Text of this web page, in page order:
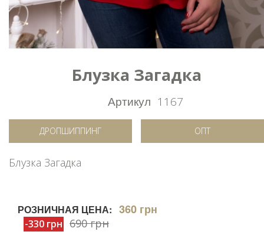
Блузка Загадка
Артикул 1167
ДРОПШИППИНГ ОПТ
Блузка Загадка
РОЗНИЧНАЯ ЦЕНА: 360 грн
-330 грн 690 грн